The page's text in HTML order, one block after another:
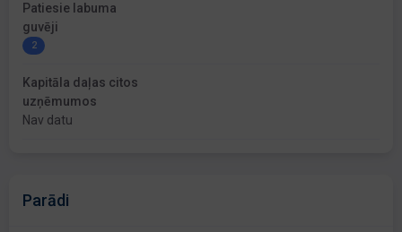
Patiesie labuma
guvēji
2
Kapitāla daļas citos
uzņēmumos
Nav datu
Parādi